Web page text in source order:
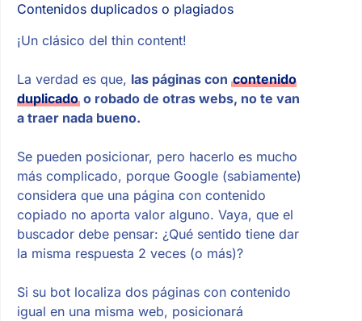
Contenidos duplicados o plagiados
¡Un clásico del thin content!
La verdad es que, las páginas con contenido
duplicadoo robado de otras webs, no te van
a traer nada bueno.
Se pueden posicionar, pero hacerlo es mucho
más complicado, porque Google (sabiamente)
considera que una página con contenido
copiado no aporta valor alguno. Vaya, que el
buscador debe pensar: ¿Qué sentido tiene dar
la misma respuesta 2 veces (o más)?
Si su bot localiza dos páginas con contenido
igual en una misma web, posicionará